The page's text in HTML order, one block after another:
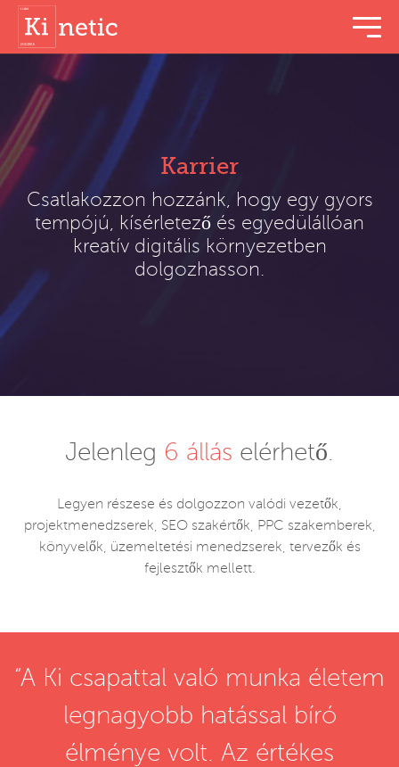
menu
Karrier
Csatlakozzon hozzánk, hogy egy gyors
tempójú, kísérletező és egyedülállóan
kreatív digitális környezetben
dolgozhasson.
Jelenleg 6 állás elérhető.
Legyen részese és dolgozzon valódi vezetők,
projektmenedzserek, SEO szakértők, PPC szakemberek,
könyvelők, üzemeltetési menedzserek, tervezők és
fejlesztők mellett.
“A Ki csapattal való munka életem
legnagyobb hatással bíró
élménye volt. Az értékes